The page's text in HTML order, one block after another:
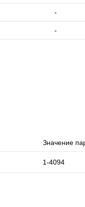
-
-
Значение
1-4094